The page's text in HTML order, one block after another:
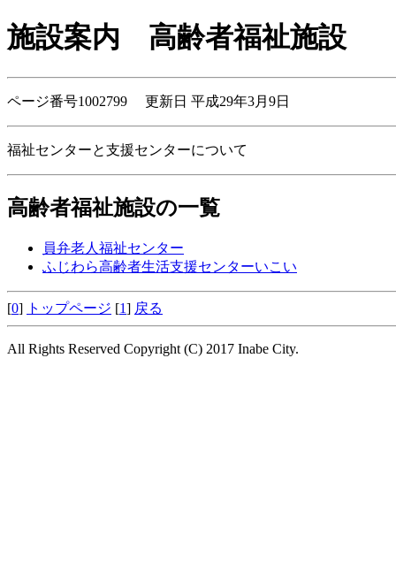
施設案内 高齢者福祉施設
ページ番号1002799 更新日 平成29年3月9日
福祉センターと支援センターについて
高齢者福祉施設の一覧
員弁老人福祉センター
ふじわら高齢者生活支援センターいこい
[0] トップページ [1] 戻る
All Rights Reserved Copyright (C) 2017 Inabe City.